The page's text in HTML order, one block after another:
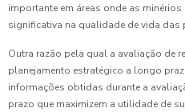
importante em áreas onde as
significativa na qualidade de vida das
Outra razão pela qual a avaliação de
planejamento estratégico a longo
informações obtidas durante a
prazo que maximizem a utilidade de